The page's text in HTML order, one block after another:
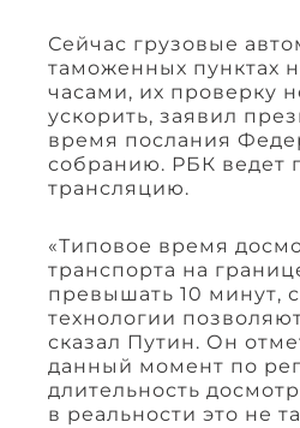
Сейчас грузовые
таможенных пунктах
часами, их проверку
ускорить, заявил
время послания
собранию. РБК ведет
трансляцию.
«Типовое время
транспорта на
превышать 10 минут,
технологии
сказал Путин. Он
данный момент по
длительность
в реальности это не